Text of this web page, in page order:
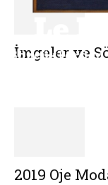
İmgeler ve
2019 Oje